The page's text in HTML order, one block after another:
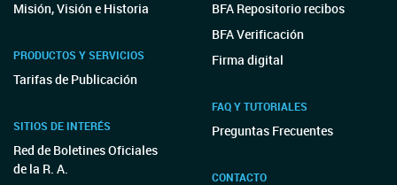
Misión, Visión e Historia
PRODUCTOS Y SERVICIOS
Tarifas de Publicación
SITIOS DE INTERÉS
Red de Boletines Oficiales
de la R. A.
BFA Repositorio recibos
BFA Verificación
Firma digital
FAQ Y TUTORIALES
Preguntas Frecuentes
CONTACTO